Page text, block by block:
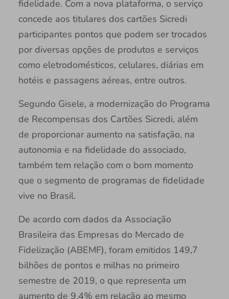
fidelidade. Com a nova plataforma, o serviço
concede aos titulares dos cartões Sicredi
participantes pontos que podem ser trocados
por diversas opções de produtos e serviços
como eletrodomésticos, celulares, diárias em
hotéis e passagens aéreas, entre outros.
Segundo Gisele, a modernização do Programa
de Recompensas dos Cartões Sicredi, além
de proporcionar aumento na satisfação, na
autonomia e na fidelidade do associado,
também tem relação com o bom momento
que o segmento de programas de fidelidade
vive no Brasil.
De acordo com dados da Associação
Brasileira das Empresas do Mercado de
Fidelização (ABEMF), foram emitidos 149,7
bilhões de pontos e milhas no primeiro
semestre de 2019, o que representa um
aumento de 9,4% em relação ao mesmo